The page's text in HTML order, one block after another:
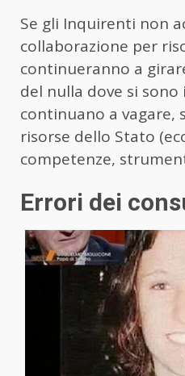
Se gli Inquirenti non
collaborazione per
continueranno a
del nulla dove si
continuano a vagare,
risorse dello Stato
competenze,
Errori dei